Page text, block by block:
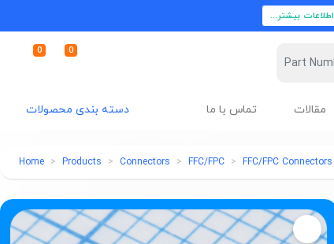
اطلاعات بیشتر...
0 0
دسته بندی محصولات مقالات تماس با ما
Home Products Connectors FFC/FPC FFC/FPC Connectors